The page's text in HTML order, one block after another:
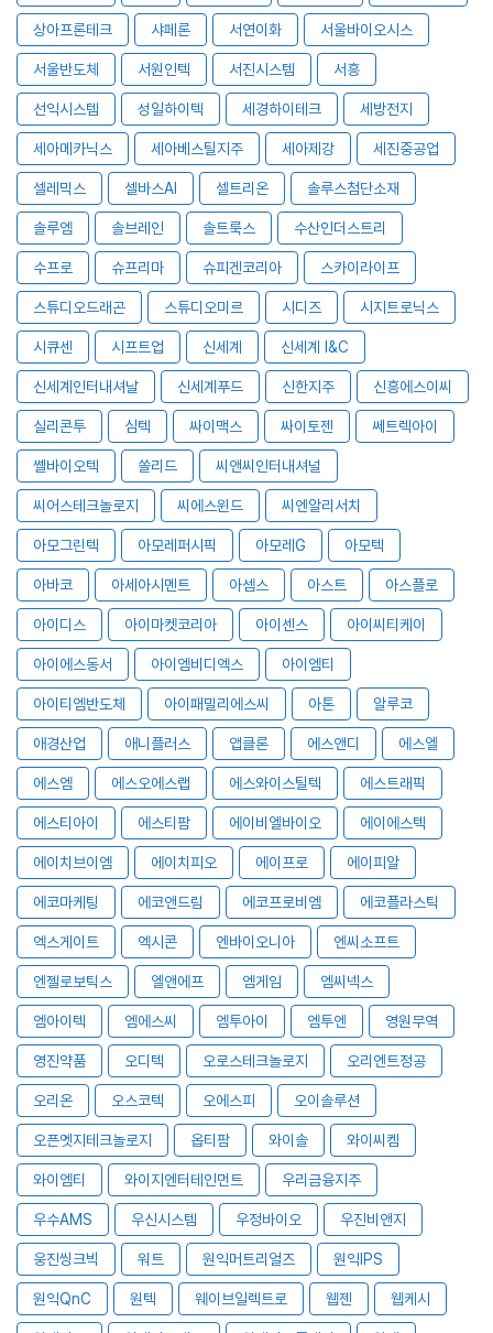
상아프론테크 샤페론 서연이화 서울바이오시스
서울반도체 서원인텍 서진시스템 서흥
선익시스템 성일하이텍 세경하이테크 세방전지
세아메카닉스 세아베스틸지주 세아제강 세진중공업
셀레믹스 셀바스AI 셀트리온 솔루스첨단소재
솔루엠 솔브레인 솔트룩스 수산인더스트리
수프로 슈프리마 슈피겐코리아 스카이라이프
스튜디오드래곤 스튜디오미르 시디즈 시지트로닉스
시큐센 시프트업 신세계 신세계 I&C
신세계인터내셔날 신세계푸드 신한지주 신흥에스이씨
실리콘투 심텍 싸이맥스 싸이토젠 쎄트렉아이
쎌바이오텍 쏠리드 씨앤씨인터내셔널
씨어스테크놀로지 씨에스윈드 씨엔알리서치
아모그린텍 아모레퍼시픽 아모레G 아모텍
아바코 아세아시멘트 아셈스 아스트 아스플로
아이디스 아이마켓코리아 아이센스 아이씨티케이
아이에스동서 아이엠비디엑스 아이엠티
아이티엠반도체 아이패밀리에스씨 아톤 알루코
애경산업 애니플러스 앱클론 에스앤디 에스엘
에스엠 에스오에스랩 에스와이스틸텍 에스트래픽
에스티아이 에스티팜 에이비엘바이오 에이에스텍
에이치브이엠 에이치피오 에이프로 에이피알
에코마케팅 에코앤드림 에코프로비엠 에코플라스틱
엑스게이트 엑시콘 엔바이오니아 엔씨소프트
엔젤로보틱스 엘앤에프 엠게임 엠씨넥스
엠아이텍 엠에스씨 엠투아이 엠투엔 영원무역
영진약품 오디텍 오로스테크놀로지 오리엔트정공
오리온 오스코텍 오에스피 오이솔루션
오픈엣지테크놀로지 옵티팜 와이솔 와이씨켐
와이엠티 와이지엔터테인먼트 우리금융지주
우수AMS 우신시스템 우정바이오 우진비앤지
웅진씽크빅 워트 원익머트리얼즈 원익IPS
원익QnC 원텍 웨이브일렉트로 웹젠 웹케시